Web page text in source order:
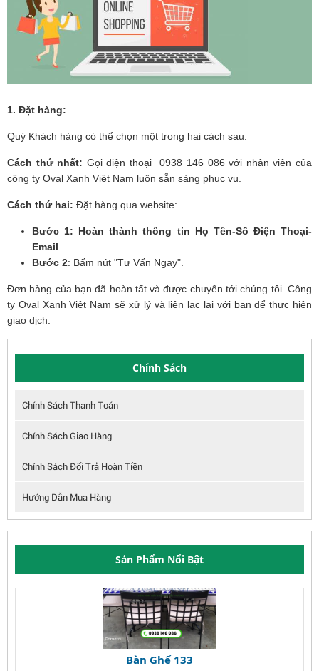
Chính Sách
Chính Sách Thanh Toán
Chính Sách Giao Hàng
Chính Sách Đổi Trả Hoàn Tiền
Hướng Dẫn Mua Hàng
Sản Phẩm Nổi Bật
1. Đặt hàng:
Quý Khách hàng có thể chọn một trong hai cách sau:
Cách thứ nhất: Gọi điện thoại 0938 146 086 với nhân viên của
công ty Oval Xanh Việt Nam luôn sẵn sàng phục vụ.
Cách thứ hai: Đặt hàng qua website:
Bước 1: Hoàn thành thông tin Họ Tên-Số Điện Thoại-
Email
Bước 2: Bấm nút "Tư Vấn Ngay".
Đơn hàng của bạn đã hoàn tất và được chuyển tới chúng tôi. Công
ty Oval Xanh Việt Nam sẽ xử lý và liên lạc lại với bạn để thực hiện
giao dịch.